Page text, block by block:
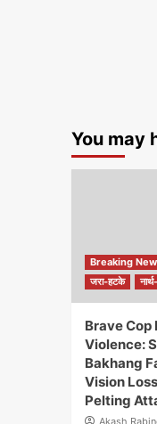
You may
Breaking
जरा-हटके
Brave Cop
Violence:
Bakhang
Vision
Pelting
Akash